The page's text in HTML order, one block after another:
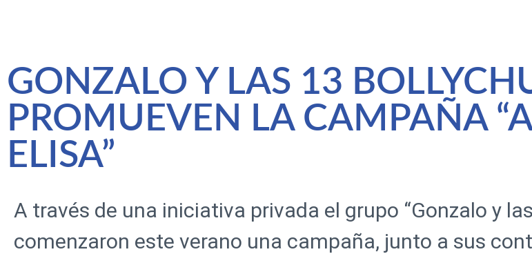
GONZALO Y LAS 13
PROMUEVEN LA CAMPAÑA
ELISA”
A través de una iniciativa privada el grupo “Gonzalo y
comenzaron este verano una campaña, junto a sus